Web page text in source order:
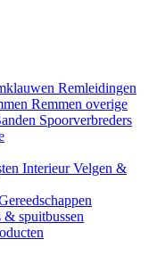
Remleidingen
Remmen overige
Spoorverbreders
InterieurVelgen &
& spuitbussen